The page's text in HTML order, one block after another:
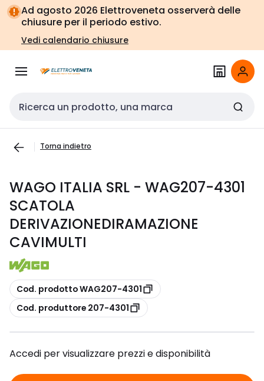
Vai alla
navigazione
Vai
alla
pagina
Ad agosto 2026 Elettroveneta osserverà delle
chiusure per il periodo estivo.
Vedi calendario chiusure
Cerca input
Torna indietro
WAGO ITALIA SRL - WAG207-4301
SCATOLA
DERIVAZIONEDIRAMAZIONE
CAVIMULTI
copia
Cod. prodotto WAG207-4301
copia
Cod. produttore 207-4301
Accedi per visualizzare prezzi e disponibilità